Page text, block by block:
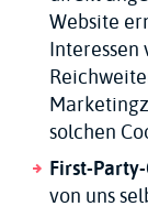
Website
Interessen
solchen
First-
von uns